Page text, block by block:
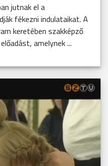
jutnak el a
fékezni indulataikat. A
keretében szakképző
amelynek ...